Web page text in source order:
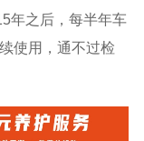
年之后，每半年车
使用，通不过检